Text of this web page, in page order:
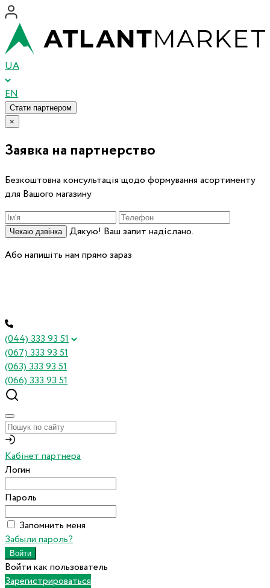
UA
EN
Стати партнером
×
Заявка на партнерство
Безкоштовна консультація щодо формування асортименту
для Вашого магазину
Чекаю дзвінка
Дякую! Ваш запит надіслано.
Або напишіть нам прямо зараз
(044) 333 93 51
(067) 333 93 51
(063) 333 93 51
(066) 333 93 51
Кабінет партнера
Логин
Пароль
Запомнить меня
Забыли пароль?
Войти как пользователь
Зарегистрироваться